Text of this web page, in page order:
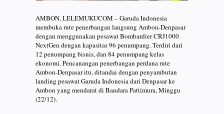
AMBON, LELEMUKUCOM – Garuda Indonesia
membuka rute penerbangan langsung Ambon-Denpasar
dengan menggunakan pesawat Bombardier CRJ1000
NextGen dengan kapasitas 96 penumpang. Terdiri dari
12 penumpang bisnis, dan 84 penumpang kelas
ekonomi. Pencanangan penerbangan perdana rute
Ambon-Denpasar itu, ditandai dengan penyambutan
landing pesawat Garuda Indonesia dari Denpasar ke
Ambon yang mendarat di Bandara Pattimura, Minggu
(22/12).